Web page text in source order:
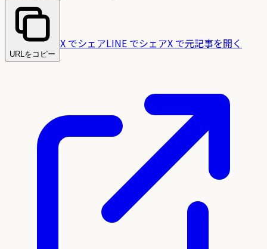
URLをコピー
X でシェアLINE でシェアX で元記事を開く